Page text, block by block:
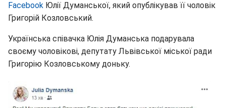
Facebook Юлії Думанської, який опублікував її чоловік
Григорій Козловський.
Українська співачка Юлія Думанська подарувала
своєму чоловікові, депутату Львівської міської ради
Григорію Козловському доньку.